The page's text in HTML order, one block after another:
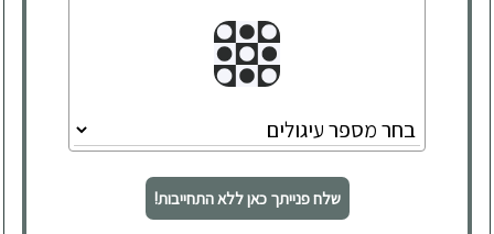
שלח פנייתך כאן ללא התחייבות!